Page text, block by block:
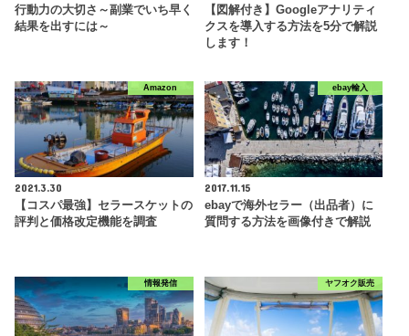
行動力の大切さ～副業でいち早く
結果を出すには～
【図解付き】Googleアナリティ
クスを導入する方法を5分で解説
します！
Amazon
2021.3.30
【コスパ最強】セラースケットの
評判と価格改定機能を調査
ebay輸入
2017.11.15
ebayで海外セラー（出品者）に
質問する方法を画像付きで解説
情報発信 ヤフオク販売